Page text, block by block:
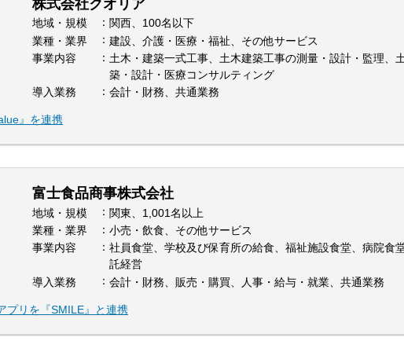
株式会社クオリア
地域・規模
関西、100名以下
業種・業界
建設、介護・医療・福祉、その他サービス
事業内容
土木・建築一式工事、土木建築工事の測量・設計・監理、
築・設計・医療コンサルティング
導入業務
会計・財務、共通業務
』を連携
富士食品商事株式会社
地域・規模
関東、1,001名以上
業種・業界
小売・飲食、その他サービス
事業内容
社員食堂、学校及び保育所の給食、福祉施設食堂、病院食
託経営
導入業務
会計・財務、販売・購買、人事・給与・就業、共通業務
プリを『SMILE』と連携